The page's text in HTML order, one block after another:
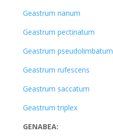
Geastrum nanum
Geastrum pectinatum
Geastrum pseudolimbatum
Geastrum rufescens
Geastrum saccatum
Geastrum triplex
GENABEA: